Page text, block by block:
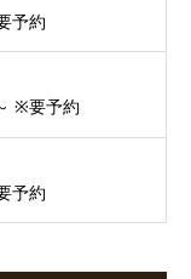
予約
※要予約
予約